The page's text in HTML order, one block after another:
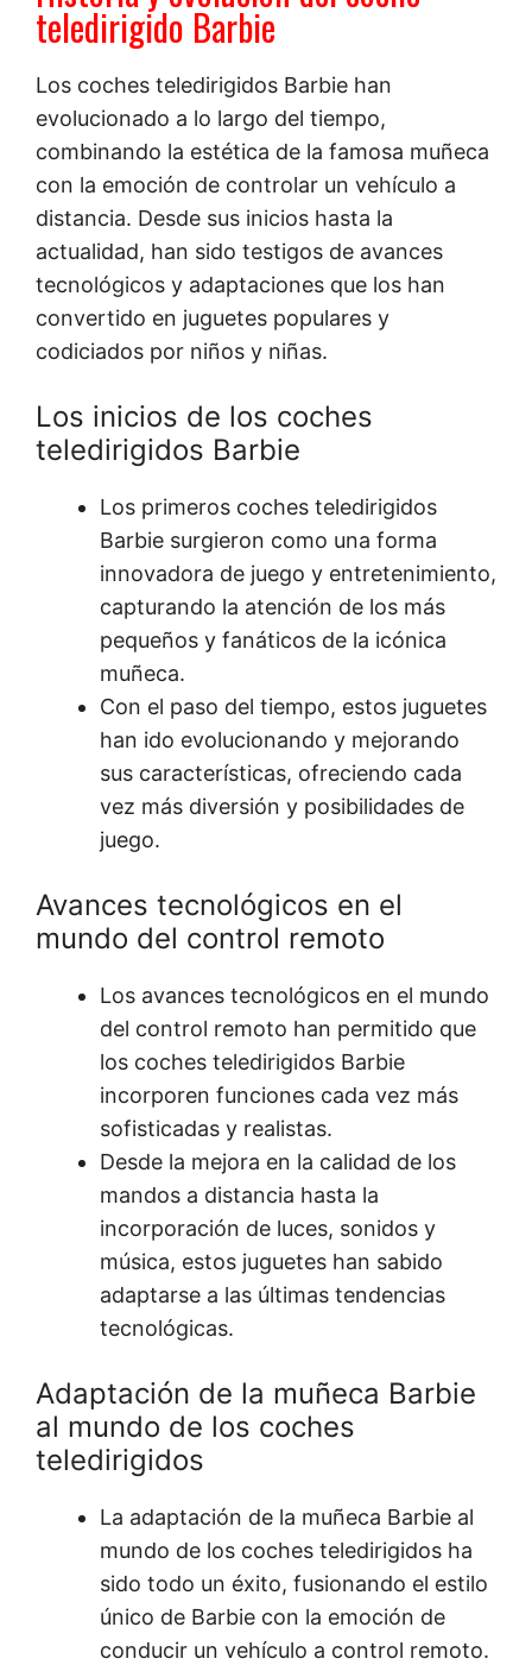
teledirigido Barbie
Los coches teledirigidos Barbie han
evolucionado a lo largo del tiempo,
combinando la estética de la famosa muñeca
con la emoción de controlar un vehículo a
distancia. Desde sus inicios hasta la
actualidad, han sido testigos de avances
tecnológicos y adaptaciones que los han
convertido en juguetes populares y
codiciados por niños y niñas.
Los inicios de los coches
teledirigidos Barbie
Los primeros coches teledirigidos
Barbie surgieron como una forma
innovadora de juego y entretenimiento,
capturando la atención de los más
pequeños y fanáticos de la icónica
muñeca.
Con el paso del tiempo, estos juguetes
han ido evolucionando y mejorando
sus características, ofreciendo cada
vez más diversión y posibilidades de
juego.
Avances tecnológicos en el
mundo del control remoto
Los avances tecnológicos en el mundo
del control remoto han permitido que
los coches teledirigidos Barbie
incorporen funciones cada vez más
sofisticadas y realistas.
Desde la mejora en la calidad de los
mandos a distancia hasta la
incorporación de luces, sonidos y
música, estos juguetes han sabido
adaptarse a las últimas tendencias
tecnológicas.
Adaptación de la muñeca Barbie
al mundo de los coches
teledirigidos
La adaptación de la muñeca Barbie al
mundo de los coches teledirigidos ha
sido todo un éxito, fusionando el estilo
único de Barbie con la emoción de
conducir un vehículo a control remoto.